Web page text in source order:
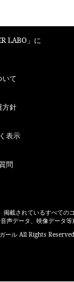
LABO」に
いて
方針
表示
問
掲載されているすべての
声データ、映像データ等
ール All Rights